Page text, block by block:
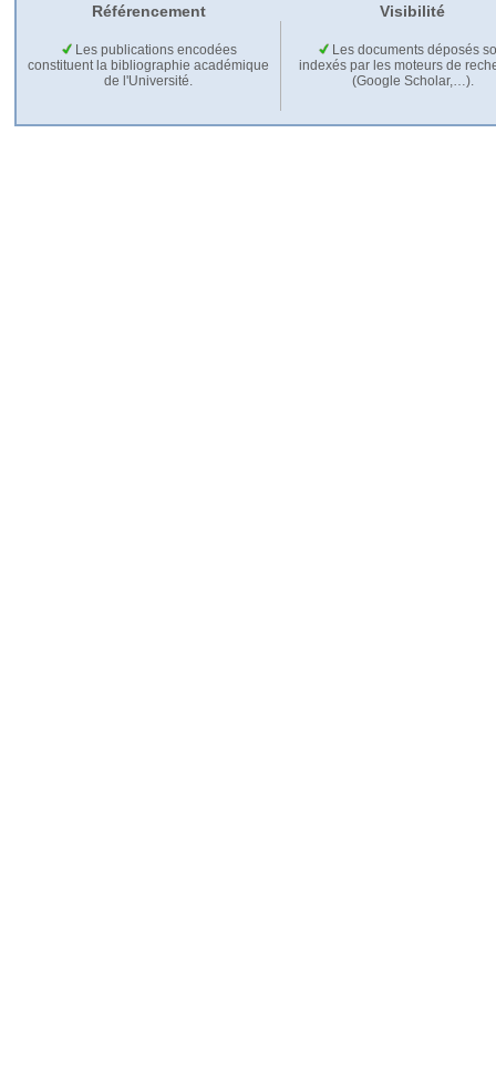
Référencement Visibilité
Les publications encodées
constituent la bibliographie académique
de l'Université.
Les documents déposés
indexés par les moteurs de
(Google Scholar,…).